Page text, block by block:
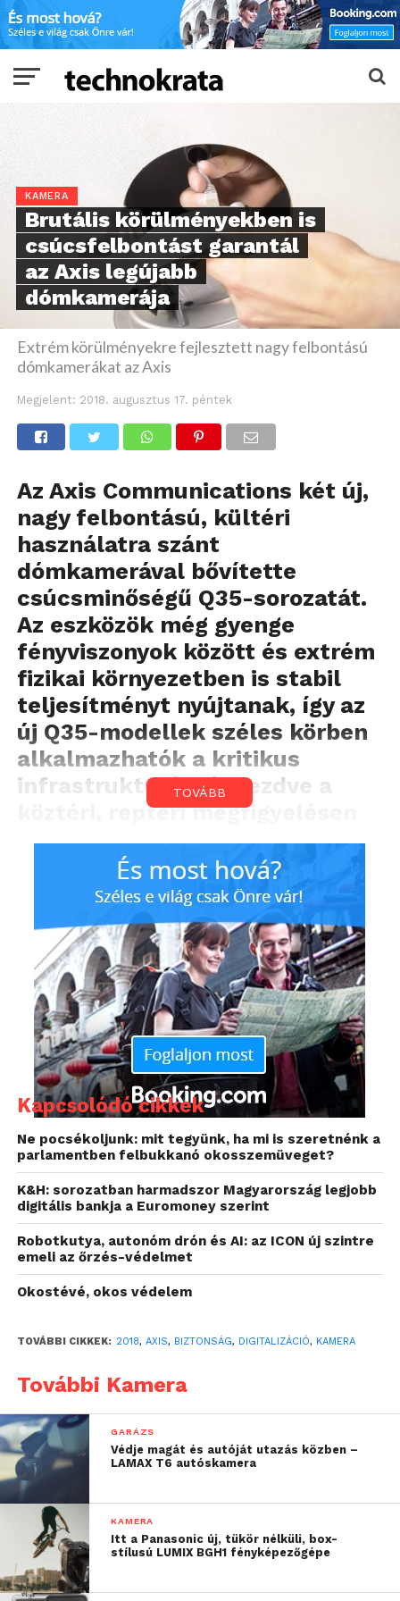
KAMERA
Brutális körülményekben is
csúcsfelbontást garantál
az Axis legújabb
dómkamerája
Extrém körülményekre fejlesztett nagy felbontású
dómkamerákat az Axis
Megjelent: 2018. augusztus 17. péntek
Az Axis Communications két új,
nagy felbontású, kültéri
használatra szánt
dómkamerával bővítette
csúcsminőségű Q35-sorozatát.
Az eszközök még gyenge
fényviszonyok között és extrém
fizikai környezetben is stabil
teljesítményt nyújtanak, így az
új Q35-modellek széles körben
alkalmazhatók a kritikus
infrastrukturáktól kezdve a
köztéri, reptéri megfigyelésen
át egészen az egészségügyi vagy
élelmiszeripari létesítmények
biztosításáig.
A csúcsminőségű 1/2-hüvelykes szenzorokkal
szerelt Q35-modellek az Axis legfejlettebb
képfeldolgozó megoldását alkalmazzák. Míg az AXIS
Q3518-LVE kamera 4K felbontást biztosít, a
rozsdamentes acélházba helyezett AXIS Q3517-SLVE 5
megapixeles felbontása pedig még a leggyengébb
nyújt – másodpercenkénti 30-as frame-rátával. Az
megvilágítási megoldását, valamint a sokak számára
már jól ismert Forensic WDR, illetve Lightfinder
technológiákat. Az új modellek természetesen az
Axis díjnyertes Zipstream tömörítő technológiáját is
támogatják, amely a teljes képminőség megőrzése
mellett akár ötven százalékkal is képes csökkenteni
a felvételek tárolásához, illetve továbbításához
szükséges tárhely- és sávszélesség-igényt.
Az AXIS Q35-kamerákat úgy tervezték, hogy a
TOVÁBB
Kapcsolódó cikkek
Ne pocsékoljunk: mit tegyünk, ha mi is szeretnénk a
parlamentben felbukkanó okosszemüveget?
K&H: sorozatban harmadszor Magyarország legjobb
digitális bankja a Euromoney szerint
Robotkutya, autonóm drón és AI: az ICON új szintre
emeli az őrzés-védelmet
Okostévé, okos védelem
TOVÁBBI CIKKEK: 2018, AXIS, BIZTONSÁG, DIGITALIZÁCIÓ, KAMERA
További Kamera
GARÁZS
Védje magát és autóját utazás közben –
LAMAX T6 autóskamera
KAMERA
Itt a Panasonic új, tükör nélküli, box-
stílusú LUMIX BGH1 fényképezőgépe